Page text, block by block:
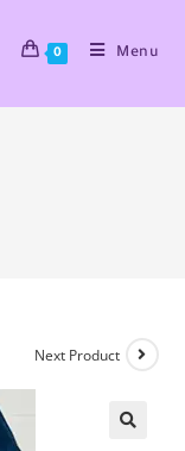
0 Menu
Next Product